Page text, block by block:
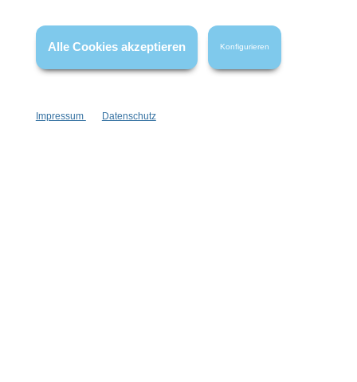
wenn nicht anders angegeben.
Alle Cookies akzeptieren Konfigurieren
Impressum Datenschutz